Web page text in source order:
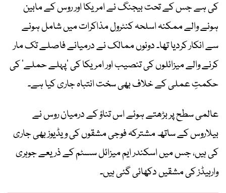
کی ہے جس کے تحت بیجنگ نے امریکا اور روس کے مابین
ہونے والے ممکنہ اسلحہ کنٹرول مذاکرات میں شامل ہونے
سے انکار کردیا تھا۔ دونوں ممالک نے درمیانے فاصلے تک مار
کرنے والے میزائلوں کی تنصیب اور امریکا کی ’پہلے حملے‘ کی
حکمتِ عملی کے خلاف بھی سخت انتباہ جاری کیا ہے۔
عالمی سطح پر بڑھتے ہوئے اس تناؤ کے درمیان روس نے
بیلاروس کے ساتھ مشترکہ فوجی مشقوں کی ویڈیوز بھی جاری
کی ہیں، جس میں اسکندر ایم میزائل سسٹم کے ذریعے جوہری
وارہیڈز کی مشقیں دکھائی گئی ہیں۔